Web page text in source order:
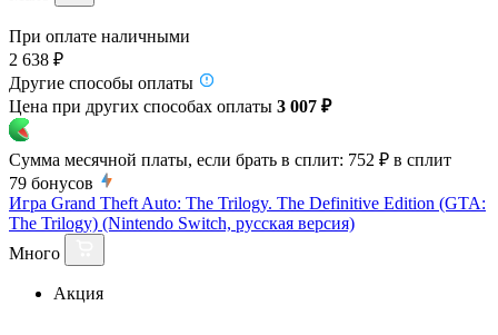
При оплате наличными
2 638 ₽
Другие способы оплаты
Цена при других способах оплаты 3 007 ₽
Сумма месячной платы, если брать в сплит: 752 ₽ в сплит
79 бонусов
Игра Grand Theft Auto: The Trilogy. The Definitive Edition (GTA:
The Trilogy) (Nintendo Switch, русская версия)
Много
Акция